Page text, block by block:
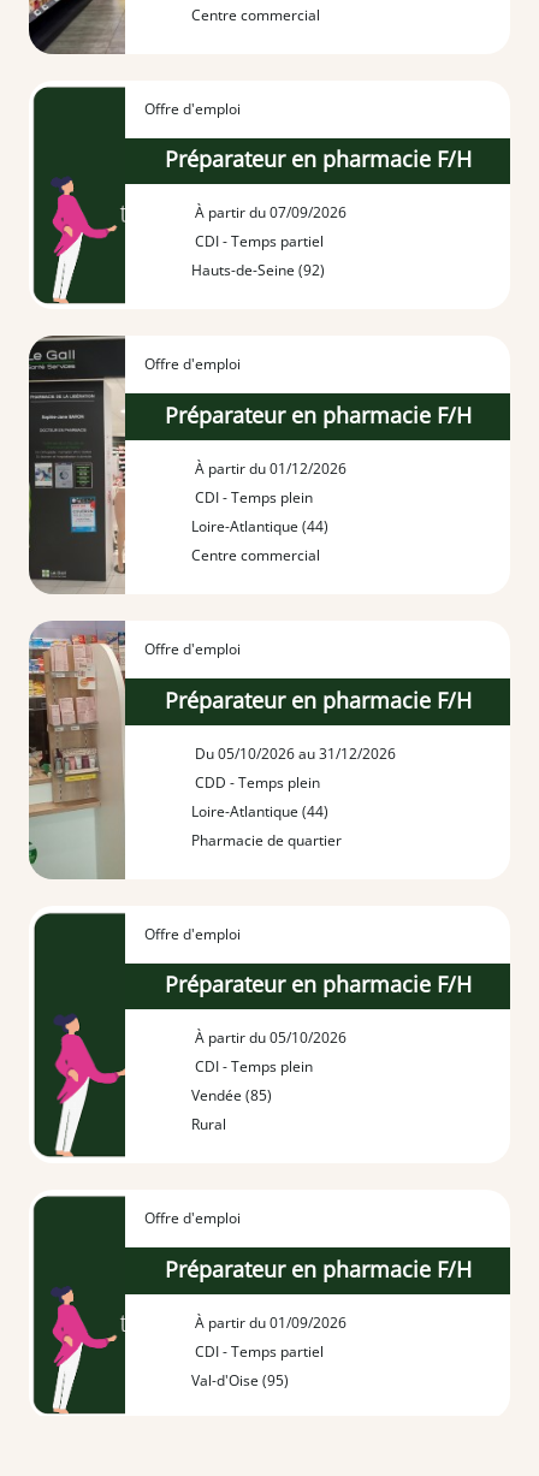
Centre commercial
Offre d'emploi
Préparateur en pharmacie F/H
À partir du 07/09/2026
CDI - Temps partiel
Hauts-de-Seine (92)
Offre d'emploi
Préparateur en pharmacie F/H
À partir du 01/12/2026
CDI - Temps plein
Loire-Atlantique (44)
Centre commercial
Offre d'emploi
Préparateur en pharmacie F/H
Du 05/10/2026 au 31/12/2026
CDD - Temps plein
Loire-Atlantique (44)
Pharmacie de quartier
Offre d'emploi
Préparateur en pharmacie F/H
À partir du 05/10/2026
CDI - Temps plein
Vendée (85)
Rural
Offre d'emploi
Préparateur en pharmacie F/H
À partir du 01/09/2026
CDI - Temps partiel
Val-d'Oise (95)